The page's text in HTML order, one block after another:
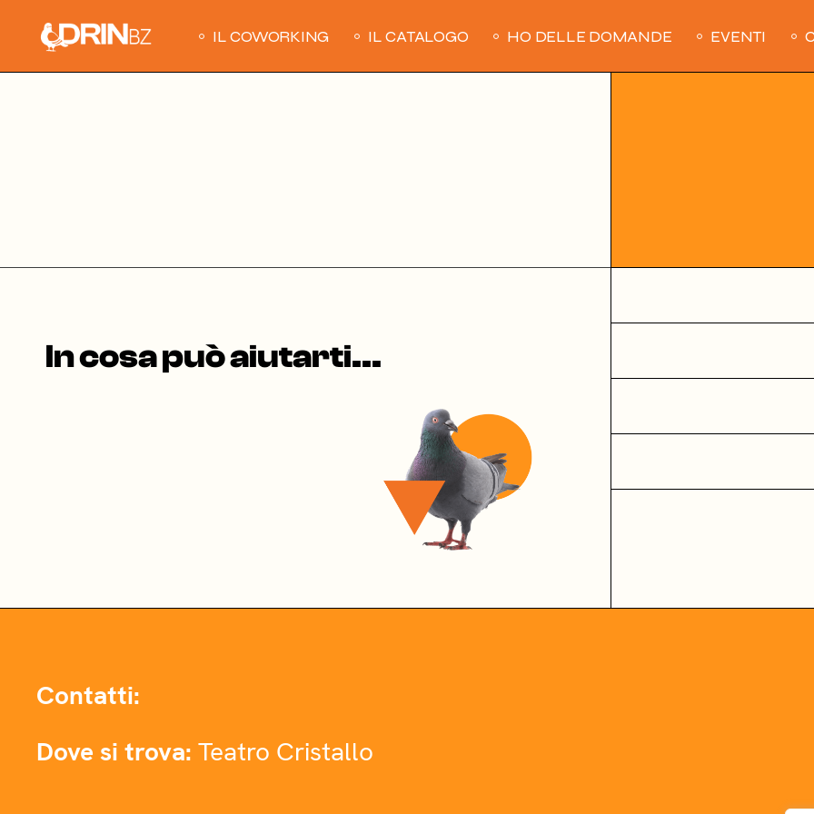
content
IL COWORKING IL CATALOGO HO DELLE DOMANDE EVENTI
In cosa può aiutarti...
Contatti:
Dove si trova: Teatro Cristallo